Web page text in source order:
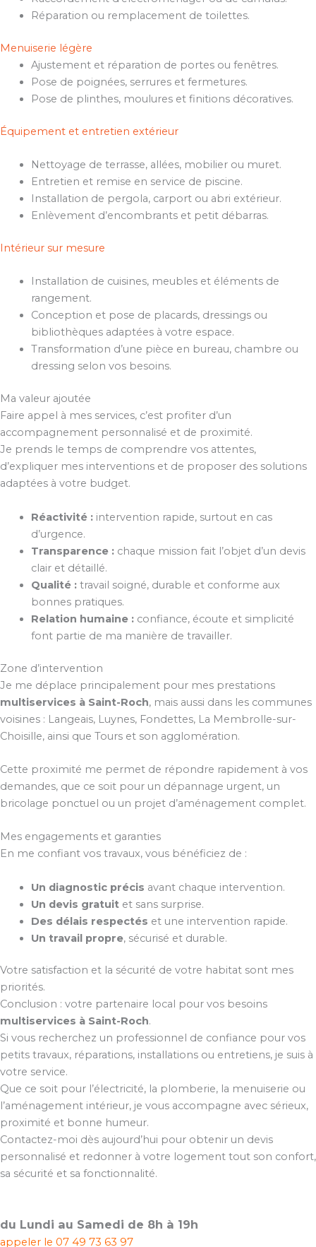
Réparation ou remplacement de toilettes.
Menuiserie légère
Ajustement et réparation de portes ou fenêtres.
Pose de poignées, serrures et fermetures.
Pose de plinthes, moulures et finitions décoratives.
Équipement et entretien extérieur
Nettoyage de terrasse, allées, mobilier ou muret.
Entretien et remise en service de piscine.
Installation de pergola, carport ou abri extérieur.
Enlèvement d’encombrants et petit débarras.
Intérieur sur mesure
Installation de cuisines, meubles et éléments de
rangement.
Conception et pose de placards, dressings ou
bibliothèques adaptées à votre espace.
Transformation d’une pièce en bureau, chambre ou
dressing selon vos besoins.
Ma valeur ajoutée
Faire appel à mes services, c’est profiter d’un
accompagnement personnalisé et de proximité.
Je prends le temps de comprendre vos attentes,
d’expliquer mes interventions et de proposer des solutions
adaptées à votre budget.
Réactivité :intervention rapide, surtout en cas
d’urgence.
Transparence :chaque mission fait l’objet d’un devis
clair et détaillé.
Qualité :travail soigné, durable et conforme aux
bonnes pratiques.
Relation humaine :confiance, écoute et simplicité
font partie de ma manière de travailler.
Zone d’intervention
Je me déplace principalement pour mes prestations
multiservices à Saint-Roch, mais aussi dans les communes
voisines : Langeais, Luynes, Fondettes, La Membrolle-sur-
Choisille, ainsi que Tours et son agglomération.
Cette proximité me permet de répondre rapidement à vos
demandes, que ce soit pour un dépannage urgent, un
bricolage ponctuel ou un projet d’aménagement complet.
Mes engagements et garanties
En me confiant vos travaux, vous bénéficiez de :
Un diagnostic précis avant chaque intervention.
Un devis gratuitet sans surprise.
Des délais respectés et une intervention rapide.
Un travail propre, sécurisé et durable.
Votre satisfaction et la sécurité de votre habitat sont mes
priorités.
Conclusion : votre partenaire local pour vos besoins
multiservices à Saint-Roch.
Si vous recherchez un professionnel de confiance pour vos
petits travaux, réparations, installations ou entretiens, je suis à
votre service.
Que ce soit pour l’électricité, la plomberie, la menuiserie ou
l’aménagement intérieur, je vous accompagne avec sérieux,
proximité et bonne humeur.
Contactez-moi dès aujourd’hui pour obtenir un devis
personnalisé et redonner à votre logement tout son confort,
sa sécurité et sa fonctionnalité.
du Lundi au Samedi de 8h à 19h
appeler le 07 49 73 63 97